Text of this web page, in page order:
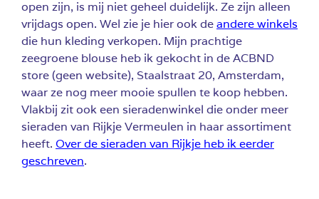
open zijn, is mij niet geheel duidelijk. Ze zijn alleen
vrijdags open. Wel zie je hier ook deandere winkels
die hun kleding verkopen. Mijn prachtige
zeegroene blouse heb ik gekocht in de ACBND
store (geen website), Staalstraat 20, Amsterdam,
waar ze nog meer mooie spullen te koop hebben.
Vlakbij zit ook een sieradenwinkel die onder meer
sieraden van Rijkje Vermeulen in haar assortiment
heeft. Over de sieraden van Rijkje heb ik eerder
geschreven.